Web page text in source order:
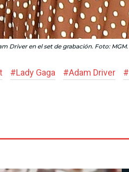
Driver en el set de grabación. Foto: MGM.
#Lady Gaga #Adam Driver #